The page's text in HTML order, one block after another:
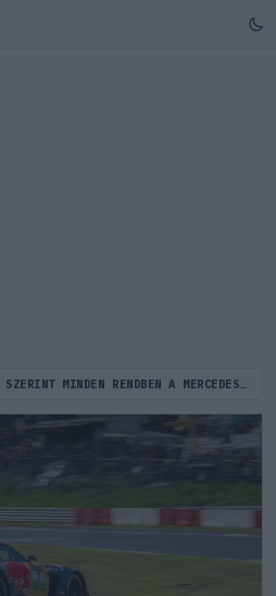
AUER SZERINT MINDEN RENDBEN A MERCEDESSZEL, VERSTAPPEN BRUTÁLIS ELŐNYT AUTÓZOTT KI A CSERÉT KÖVETŐEN